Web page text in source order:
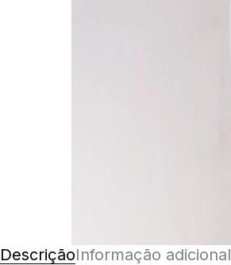
DescriçãoInformação adicional